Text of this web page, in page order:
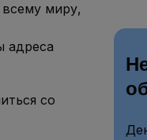
миру,
адреса
со